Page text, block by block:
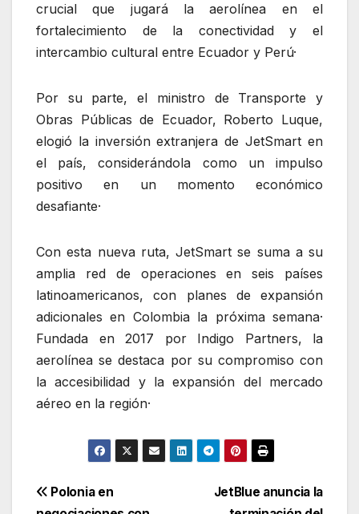
crucial que jugará la aerolínea en el
fortalecimiento de la conectividad y el
intercambio cultural entre Ecuador y Perú·
Por su parte, el ministro de Transporte y
Obras Públicas de Ecuador, Roberto Luque,
elogió la inversión extranjera de JetSmart en
el país, considerándola como un impulso
positivo en un momento económico
desafiante·
Con esta nueva ruta, JetSmart se suma a su
amplia red de operaciones en seis países
latinoamericanos, con planes de expansión
adicionales en Colombia la próxima semana·
Fundada en 2017 por Indigo Partners, la
aerolínea se destaca por su compromiso con
la accesibilidad y la expansión del mercado
aéreo en la región·
Navegación
JetBlue anuncia la
Polonia en